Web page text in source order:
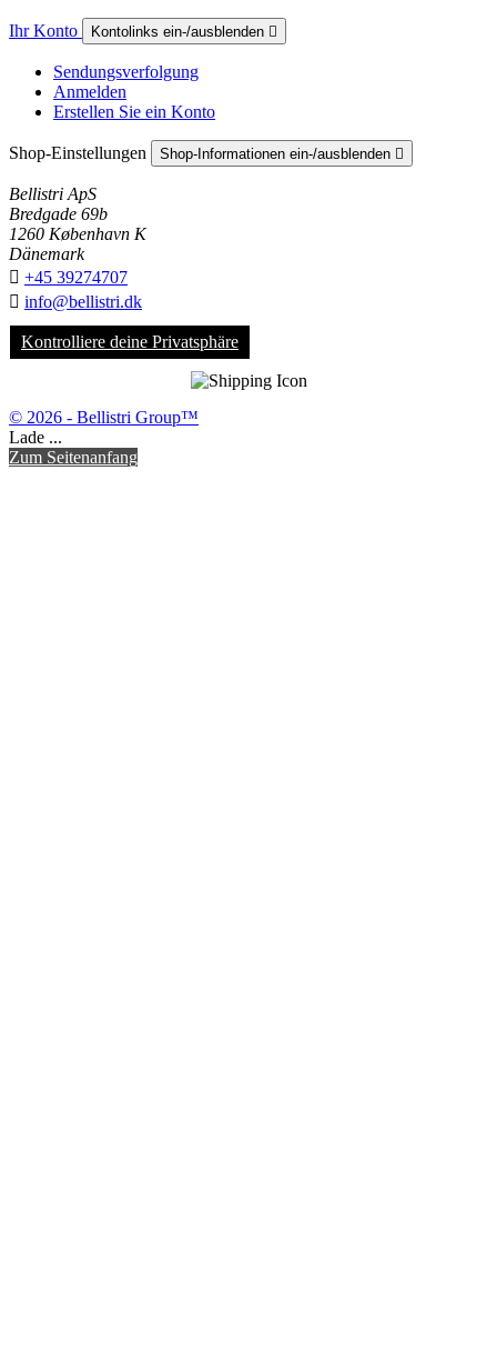
Ihr Konto Kontolinks ein-/ausblenden 
Sendungsverfolgung
Anmelden
Erstellen Sie ein Konto
Shop-Einstellungen Shop-Informationen ein-/ausblenden 
Bellistri ApS
Bredgade 69b
1260 København K
Dänemark
 +45 39274707
 info@bellistri.dk
Kontrolliere deine Privatsphäre
© 2026 - Bellistri Group™
Lade ...
Zum Seitenanfang